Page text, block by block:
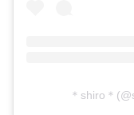
＊shiro＊